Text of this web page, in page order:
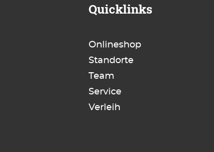
Quicklinks
Onlineshop
Standorte
Team
Service
Verleih